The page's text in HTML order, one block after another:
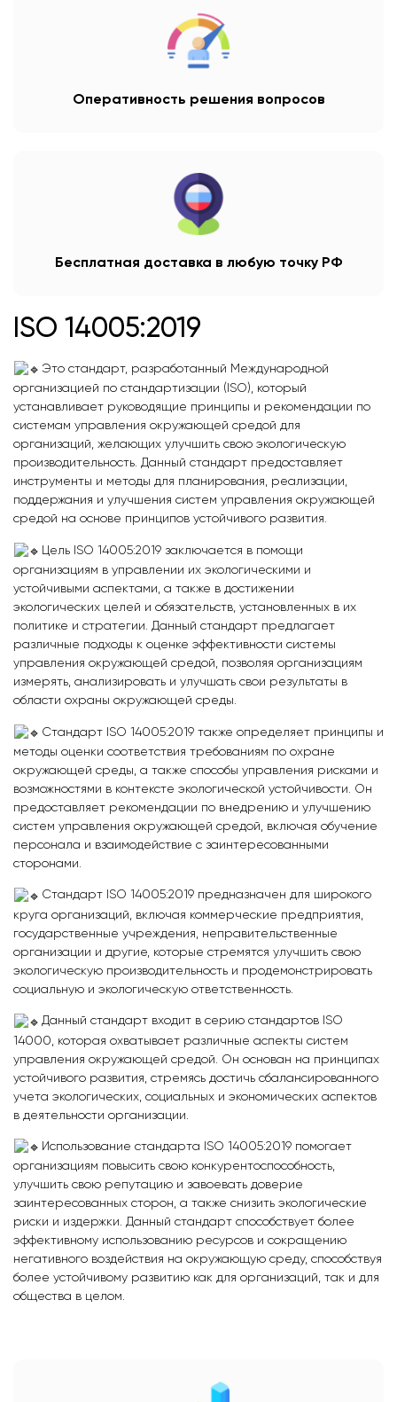
Оперативность решения вопросов
Бесплатная доставка в любую точку РФ
ISO 14005:2019
Это стандарт, разработанный Международной
организацией по стандартизации (ISO), который
устанавливает руководящие принципы и рекомендации по
системам управления окружающей средой для
организаций, желающих улучшить свою экологическую
производительность. Данный стандарт предоставляет
инструменты и методы для планирования, реализации,
поддержания и улучшения систем управления окружающей
средой на основе принципов устойчивого развития.
Цель ISO 14005:2019 заключается в помощи
организациям в управлении их экологическими и
устойчивыми аспектами, а также в достижении
экологических целей и обязательств, установленных в их
политике и стратегии. Данный стандарт предлагает
различные подходы к оценке эффективности системы
управления окружающей средой, позволяя организациям
измерять, анализировать и улучшать свои результаты в
области охраны окружающей среды.
Стандарт ISO 14005:2019 также определяет принципы и
методы оценки соответствия требованиям по охране
окружающей среды, а также способы управления рисками и
возможностями в контексте экологической устойчивости. Он
предоставляет рекомендации по внедрению и улучшению
систем управления окружающей средой, включая обучение
персонала и взаимодействие с заинтересованными
сторонами.
Стандарт ISO 14005:2019 предназначен для широкого
круга организаций, включая коммерческие предприятия,
государственные учреждения, неправительственные
организации и другие, которые стремятся улучшить свою
экологическую производительность и продемонстрировать
социальную и экологическую ответственность.
Данный стандарт входит в серию стандартов ISO
14000, которая охватывает различные аспекты систем
управления окружающей средой. Он основан на принципах
устойчивого развития, стремясь достичь сбалансированного
учета экологических, социальных и экономических аспектов
в деятельности организации.
Использование стандарта ISO 14005:2019 помогает
организациям повысить свою конкурентоспособность,
улучшить свою репутацию и завоевать доверие
заинтересованных сторон, а также снизить экологические
риски и издержки. Данный стандарт способствует более
эффективному использованию ресурсов и сокращению
негативного воздействия на окружающую среду, способствуя
более устойчивому развитию как для организаций, так и для
общества в целом.